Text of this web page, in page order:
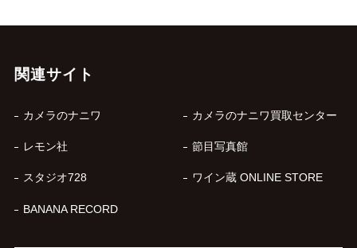
関連サイト
カメラのナニワ カメラのナニワ買取センター
レモン社 節目写真館
スタジオ728 ワイン蔵 ONLINE STORE
BANANA RECORD